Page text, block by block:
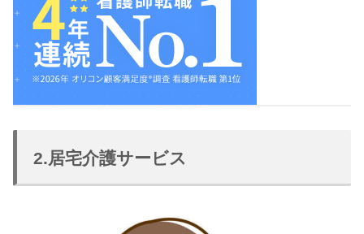
2.居宅介護サービス